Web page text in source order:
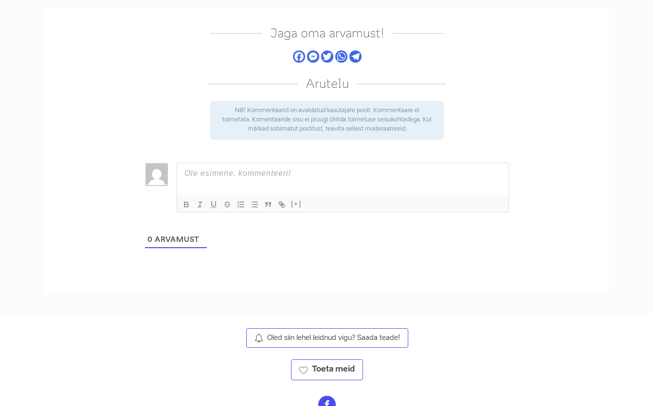
Jaga oma arvamust!
Arutelu
NB! Kommentaarid on avaldatud kasutajate poolt. Kommentaare ei
toimetata. Komentaaride sisu ei pruugi ühtida toimetuse seisukohtadega. Kui
märkad sobimatut postitust, teavita sellest moderaatoreid.
[+]
0 ARVAMUST
Oled siin lehel leidnud vigu? Saada teade!
Toeta meid